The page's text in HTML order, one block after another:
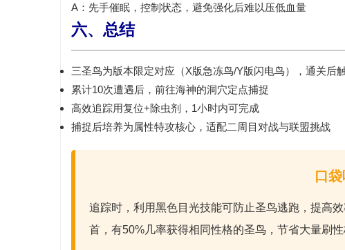
A： 先手催眠 ，控制状态，避免强化后难以压低血量
六、总结
三圣鸟为版本限定对应（X版急冻鸟/Y版闪电鸟）
，通关后
累计10次遭遇后，前往海神的洞穴定点捕捉
高效追踪用复位+除虫剂 ，1小时内可完成
捕捉后培养为属性特攻核心 ，适配二周目对战与联盟挑战
口
追踪时，利用黑色目光技能可防止圣鸟逃跑，提高
首，有50%几率获得相同性格的圣鸟，节省大量刷性